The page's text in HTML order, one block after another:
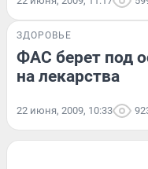
ЗДОРОВЬЕ
ФАС берет под
на лекарства
22 июня, 2009, 10:33